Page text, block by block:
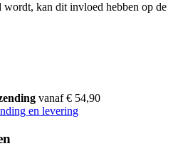
wordt, kan dit invloed hebben op de
vanaf € 54,90
en levering